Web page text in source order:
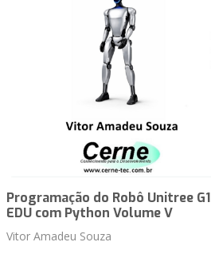
Programação do Robô Unitree G1
EDU com Python Volume V
Vitor Amadeu Souza